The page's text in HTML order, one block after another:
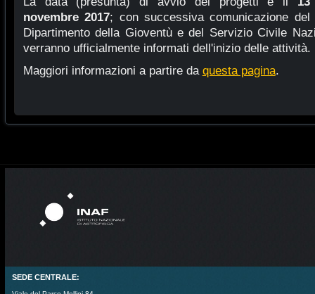
novembre 2017; con successiva comunicazione del
Dipartimento della Gioventù e del Servizio Civile
verranno ufficialmente informati dell'inizio delle attività.
Maggiori informazioni a partire da questa pagina.
SEDE CENTRALE: